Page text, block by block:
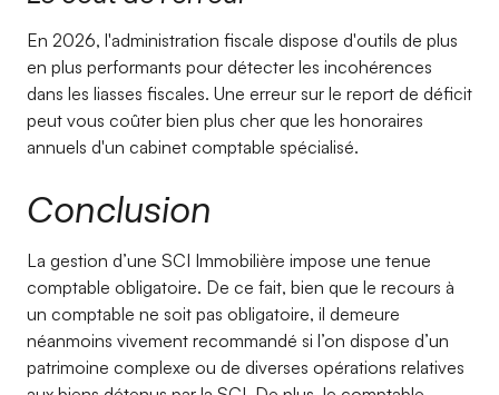
En 2026, l'administration fiscale dispose d'outils de plus
en plus performants pour détecter les incohérences
dans les liasses fiscales. Une erreur sur le report de déficit
peut vous coûter bien plus cher que les honoraires
annuels d'un cabinet comptable spécialisé.
Conclusion
La gestion d’une SCI Immobilière impose une tenue
comptable obligatoire. De ce fait, bien que le recours à
un comptable ne soit pas obligatoire, il demeure
néanmoins vivement recommandé si l’on dispose d’un
patrimoine complexe ou de diverses opérations relatives